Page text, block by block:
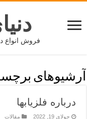
فروش انواع
آرشیوهای
درباره فلزیابها
جولای 19, 2022 مقالات